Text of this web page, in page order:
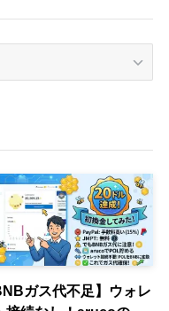
ガス代不足】ウォレ